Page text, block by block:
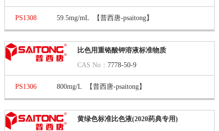
PS1308 59.5mg/mL 【普西唐-psaitong】
比色用重铬酸钾溶液标准物质
CAS No： 7778-50-9
PS1306 800mg/L 【普西唐-psaitong】
黄绿色标准比色液(2020药典专用)